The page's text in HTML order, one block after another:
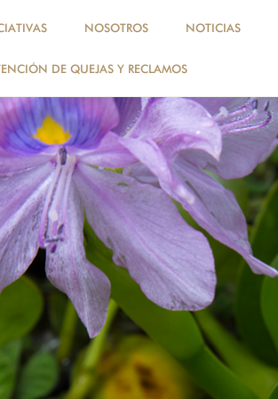
NOSOTROS NOTICIAS
DE QUEJAS Y RECLAMOS